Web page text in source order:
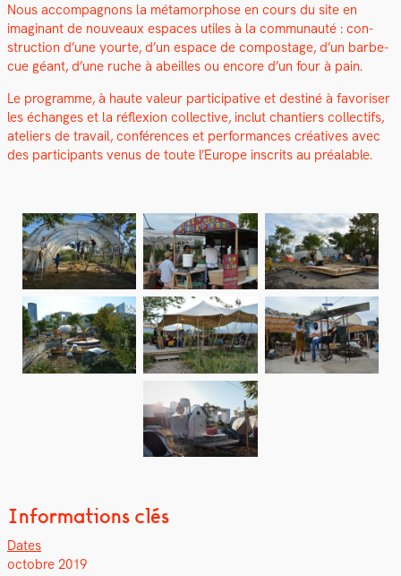
Nous accom­pa­gnons la méta­mor­phose en cours du site en
imag­i­nant de nou­veaux espaces utiles à la com­mu­nauté : con­
struc­tion d’une yourte, d’un espace de com­postage, d’un bar­be­
cue géant, d’une ruche à abeilles ou encore d’un four à pain.
Le pro­gramme, à haute valeur par­tic­i­pa­tive et des­tiné à favoris­er
les échanges et la réflex­ion col­lec­tive, inclut chantiers col­lec­tifs,
ate­liers de tra­vail, con­férences et per­for­mances créa­tives avec
des par­tic­i­pants venus de toute l’Europe inscrits au préal­able.
Informations clés
Dates
octo­bre 2019